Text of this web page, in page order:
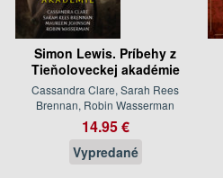
Simon Lewis. Príbehy z
Tieňoloveckej akadémie
Cassandra Clare, Sarah Rees
Brennan, Robin Wasserman
14.95 €
Vypredané